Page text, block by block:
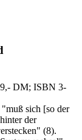
DM; ISBN 3-
sich [so der
der
(8).